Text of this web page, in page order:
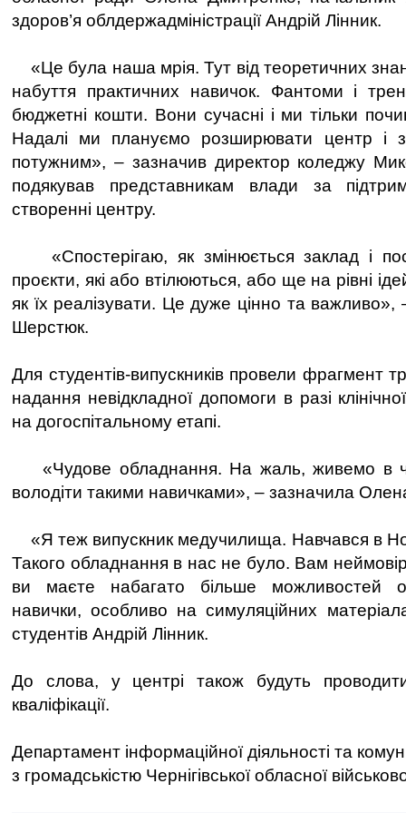
здоров’я облдержадміністрації Андрій Лінник.
«Це була наша мрія. Тут від теоретичних
набуття практичних навичок. Фантоми і
бюджетні кошти. Вони сучасні і ми тільки
Надалі ми плануємо розширювати центр і
потужним», – зазначив директор коледжу
подякував представникам влади за
створенні центру.
«Спостерігаю, як змінюється заклад і
проєкти, які або втілюються, або ще на рівні
як їх реалізувати. Це дуже цінно та
Шерстюк.
Для студентів­-випускників провели фрагмент
надання невідкладної допомоги в разі
на догоспітальному етапі.
«Чудове обладнання. На жаль, живемо в
володіти такими навичками», – зазначила
«Я теж випускник медучилища. Навчався в
Такого обладнання в нас не було. Вам
ви маєте набагато більше можливостей
навички, особливо на симуляційних
студентів Андрій Лінник.
До слова, у центрі також будуть
кваліфікації.
Департамент інформаційної діяльності та
з громадськістю Чернігівської обласної